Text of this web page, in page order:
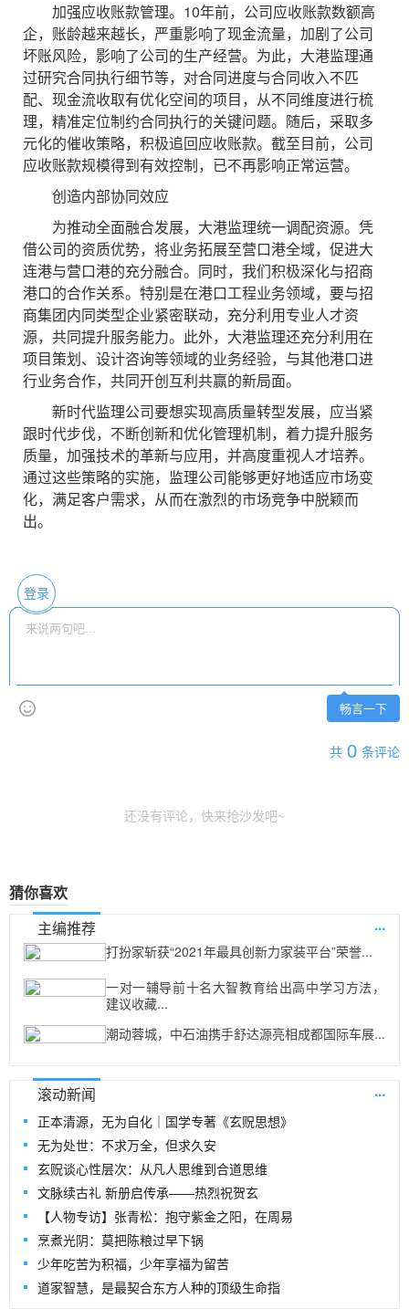
加强应收账款管理。10年前，公司应收账款数额高
企，账龄越来越长，严重影响了现金流量，加剧了公司
坏账风险，影响了公司的生产经营。为此，大港监理通
过研究合同执行细节等，对合同进度与合同收入不匹
配、现金流收取有优化空间的项目，从不同维度进行梳
理，精准定位制约合同执行的关键问题。随后，采取多
元化的催收策略，积极追回应收账款。截至目前，公司
应收账款规模得到有效控制，已不再影响正常运营。
创造内部协同效应
为推动全面融合发展，大港监理统一调配资源。凭
借公司的资质优势，将业务拓展至营口港全域，促进大
连港与营口港的充分融合。同时，我们积极深化与招商
港口的合作关系。特别是在港口工程业务领域，要与招
商集团内同类型企业紧密联动，充分利用专业人才资
源，共同提升服务能力。此外，大港监理还充分利用在
项目策划、设计咨询等领域的业务经验，与其他港口进
行业务合作，共同开创互利共赢的新局面。
新时代监理公司要想实现高质量转型发展，应当紧
跟时代步伐，不断创新和优化管理机制，着力提升服务
质量，加强技术的革新与应用，并高度重视人才培养。
通过这些策略的实施，监理公司能够更好地适应市场变
化，满足客户需求，从而在激烈的市场竞争中脱颖而
出。
登录
畅言一下
共 0 条评论
还没有评论，快来抢沙发吧~
猜你喜欢
主编推荐
...
打扮家斩获“2021年最具创新力家装平台”荣誉...
一对一辅导前十名大智教育给出高中学习方法，
建议收藏...
潮动蓉城，中石油携手舒达源亮相成都国际车展...
滚动新闻 ...
正本清源，无为自化｜国学专著《玄贶思想》
无为处世：不求万全，但求久安
玄贶谈心性层次：从凡人思维到合道思维
文脉续古礼 新册启传承——热烈祝贺玄
【人物专访】张青松：抱守紫金之阳，在周易
烹煮光阴：莫把陈粮过早下锅
少年吃苦为积福，少年享福为留苦
道家智慧，是最契合东方人种的顶级生命指